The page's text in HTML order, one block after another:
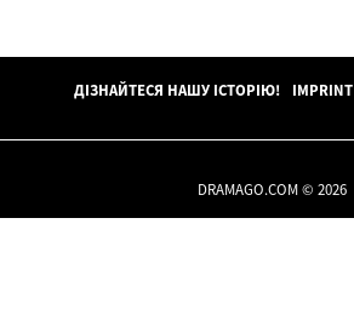
ДІЗНАЙТЕСЯ НАШУ ІСТОРІЮ! IMPRINT
DRAMAGO.COM © 2026